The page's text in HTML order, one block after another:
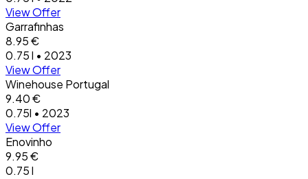
View Offer
Garrafinhas
8.95 €
0.75 l • 2023
View Offer
Winehouse Portugal
9.40 €
0.75l • 2023
View Offer
Enovinho
9.95 €
0.75 l